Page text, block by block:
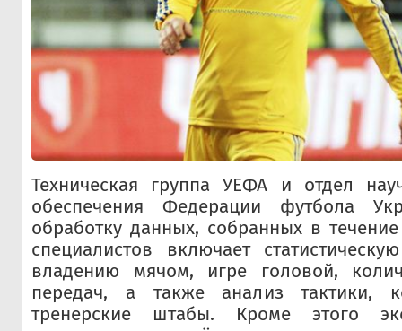
Техническая группа УЕФА и отдел
обеспечения Федерации футбола
обработку данных, собранных в
специалистов включает
владению мячом, игре головой,
передач, а также анализ тактики,
тренерские штабы. Кроме этого